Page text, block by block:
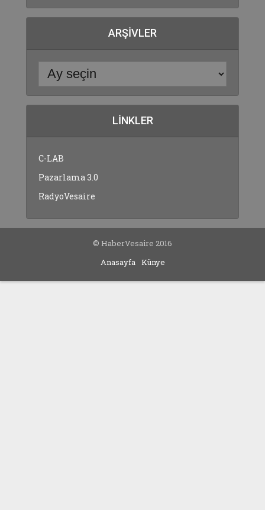
ARŞIVLER
LINKLER
C-LAB
Pazarlama 3.0
RadyoVesaire
© HaberVesaire 2016
Anasayfa Künye